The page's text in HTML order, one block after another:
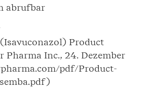
abrufbar
(Isavuconazol) Product
Pharma Inc., 24. Dezember
pdf/Product-